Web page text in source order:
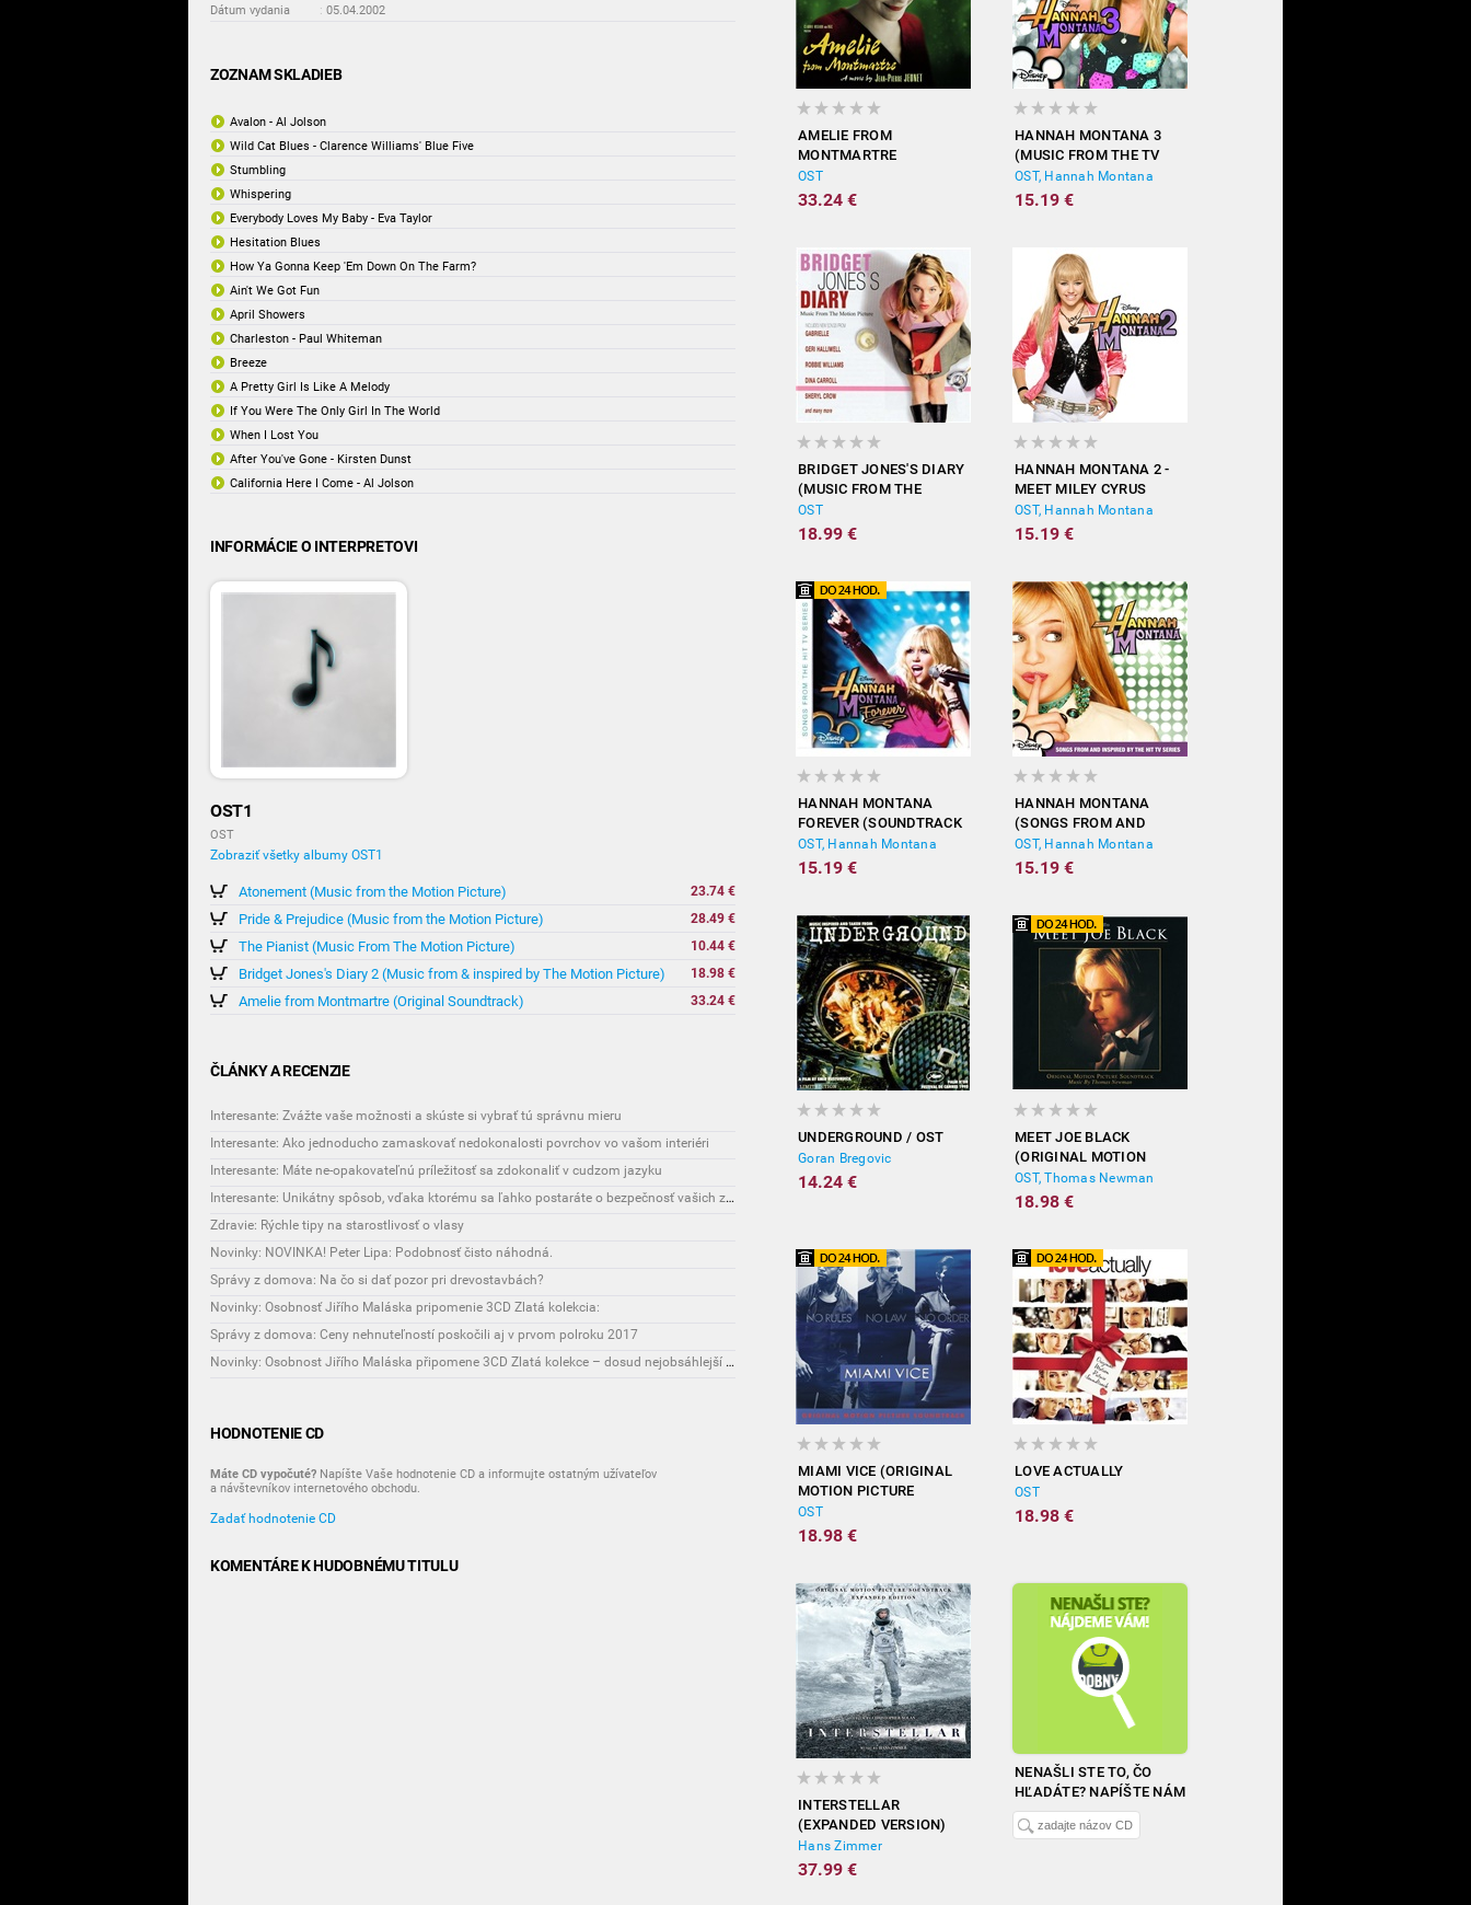
Dátum vydania
: 05.04.2002
ZOZNAM SKLADIEB
Avalon - Al Jolson
Wild Cat Blues - Clarence Williams' Blue Five
Stumbling
Whispering
Everybody Loves My Baby - Eva Taylor
Hesitation Blues
How Ya Gonna Keep 'Em Down On The Farm?
Ain't We Got Fun
April Showers
Charleston - Paul Whiteman
Breeze
A Pretty Girl Is Like A Melody
If You Were The Only Girl In The World
When I Lost You
After You've Gone - Kirsten Dunst
California Here I Come - Al Jolson
INFORMÁCIE O INTERPRETOVI
OST1
OST
Zobraziť všetky albumy OST1
Atonement (Music from the Motion Picture) 23.74 €
Pride & Prejudice (Music from the Motion Picture) 28.49 €
The Pianist (Music From The Motion Picture) 10.44 €
Bridget Jones's Diary 2 (Music from & inspired by The Motion Picture) 18.98 €
Amelie from Montmartre (Original Soundtrack) 33.24 €
ČLÁNKY A RECENZIE
Interesante: Zvážte vaše možnosti a skúste si vybrať tú správnu mieru
Interesante: Ako jednoducho zamaskovať nedokonalosti povrchov vo vašom interiéri
Interesante: Máte ne-opakovateľnú príležitosť sa zdokonaliť v cudzom jazyku
Interesante: Unikátny spôsob, vďaka ktorému sa ľahko postaráte o bezpečnosť vašich zásielok
Zdravie: Rýchle tipy na starostlivosť o vlasy
Novinky: NOVINKA! Peter Lipa: Podobnosť čisto náhodná.
Správy z domova: Na čo si dať pozor pri drevostavbách?
Novinky: Osobnosť Jiřího Maláska pripomenie 3CD Zlatá kolekcia:
Správy z domova: Ceny nehnuteľností poskočili aj v prvom polroku 2017
Novinky: Osobnost Jiřího Maláska připomene 3CD Zlatá kolekce – dosud nejobsáhlejší soubor nahrávek legendárního umělce!
HODNOTENIE CD
Máte CD vypočuté? Napíšte Vaše hodnotenie CD a informujte ostatným užívateľov
a návštevníkov internetového obchodu.
Zadať hodnotenie CD
KOMENTÁRE K HUDOBNÉMU TITULU
AMELIE FROM
MONTMARTRE
(ORIGINAL
SOUNDTRACK)
OST
33.24 €
HANNAH MONTANA 3
(MUSIC FROM THE TV
SHOW)
OST, Hannah Montana
15.19 €
BRIDGET JONES'S DIARY
(MUSIC FROM THE
MOTION PICTURE)
OST
18.99 €
HANNAH MONTANA 2 -
MEET MILEY CYRUS
OST, Hannah Montana
15.19 €
HANNAH MONTANA
FOREVER (SOUNDTRACK
FROM THE TV SERIES)
OST, Hannah Montana
15.19 €
HANNAH MONTANA
(SONGS FROM AND
INSPIRED BY THE HIT TV
SERIES)
OST, Hannah Montana
15.19 €
UNDERGROUND / OST
Goran Bregovic
14.24 €
MEET JOE BLACK
(ORIGINAL MOTION
PICTURE SOUNDTRACK)
OST, Thomas Newman
18.98 €
MIAMI VICE (ORIGINAL
MOTION PICTURE
SOUNDTRACK)
OST
18.98 €
LOVE ACTUALLY
OST
18.98 €
INTERSTELLAR
(EXPANDED VERSION)
Hans Zimmer
37.99 €
NENAŠLI STE TO, ČO
HĽADÁTE? NAPÍŠTE NÁM